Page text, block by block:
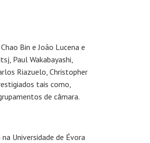
Bin e João Lucena e
Paul Wakabayashi,
Riazuelo, Christopher
tais como,
de câmara.
Universidade de Évora